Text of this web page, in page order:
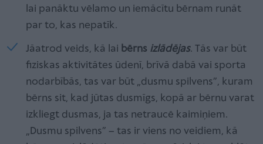
lai panāktu vēlamo un iemācītu bērnam runāt
par to, kas nepatīk.
Jāatrod veids, kā lai bērns izlādējas. Tās var būt
fiziskas aktivitātes ūdenī, brīvā dabā vai sporta
nodarbībās, tas var būt „dusmu spilvens”, kuram
bērns sit, kad jūtas dusmīgs, kopā ar bērnu varat
izkliegt dusmas, ja tas netraucē kaimiņiem.
„Dusmu spilvens” – tas ir viens no veidiem, kā